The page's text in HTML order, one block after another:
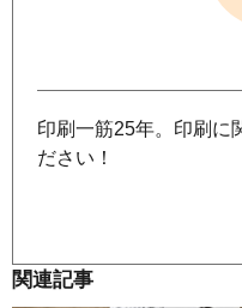
印刷一筋25年。印刷に
ださい！
関連記事